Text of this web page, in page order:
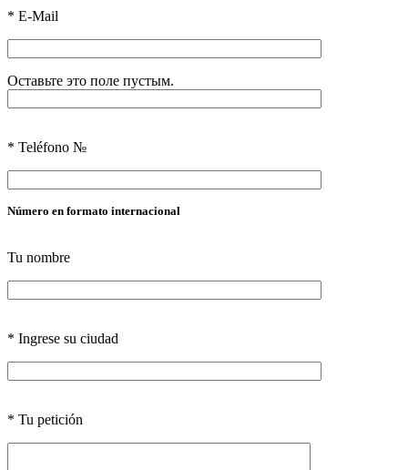
* E-Mail
Оставьте это поле пустым.
* Teléfono №
Número en formato internacional
Tu nombre
* Ingrese su ciudad
* Tu petición